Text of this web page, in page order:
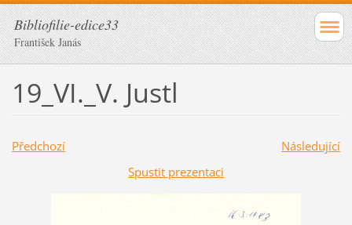
Bibliofilie-edice33
František Janás
19_VI._V. Justl
Předchozí
Následující
Spustit prezentaci